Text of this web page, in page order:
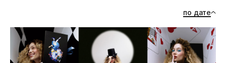
по дате